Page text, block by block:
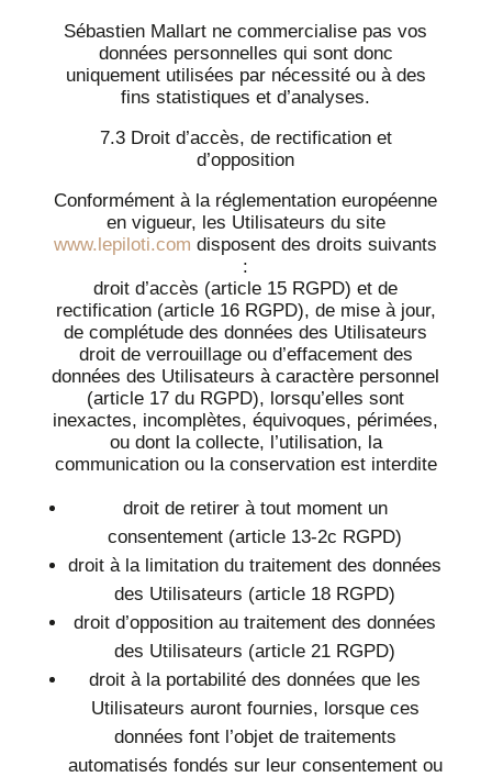
Sébastien Mallart ne commercialise pas vos
données personnelles qui sont donc
uniquement utilisées par nécessité ou à des
fins statistiques et d’analyses.
7.3 Droit d’accès, de rectification et
d’opposition
Conformément à la réglementation européenne
en vigueur, les Utilisateurs du site
www.lepiloti.com disposent des droits suivants
:
droit d’accès (article 15 RGPD) et de
rectification (article 16 RGPD), de mise à jour,
de complétude des données des Utilisateurs
droit de verrouillage ou d’effacement des
données des Utilisateurs à caractère personnel
(article 17 du RGPD), lorsqu’elles sont
inexactes, incomplètes, équivoques, périmées,
ou dont la collecte, l’utilisation, la
communication ou la conservation est interdite
droit de retirer à tout moment un
consentement (article 13-2c RGPD)
droit à la limitation du traitement des données
des Utilisateurs (article 18 RGPD)
droit d’opposition au traitement des données
des Utilisateurs (article 21 RGPD)
droit à la portabilité des données que les
Utilisateurs auront fournies, lorsque ces
données font l’objet de traitements
automatisés fondés sur leur consentement ou